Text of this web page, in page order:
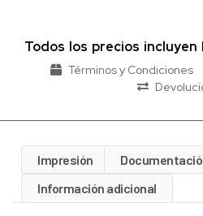
Todos los precios incluyen
Términos y Condiciones
Impresión
Información adicional